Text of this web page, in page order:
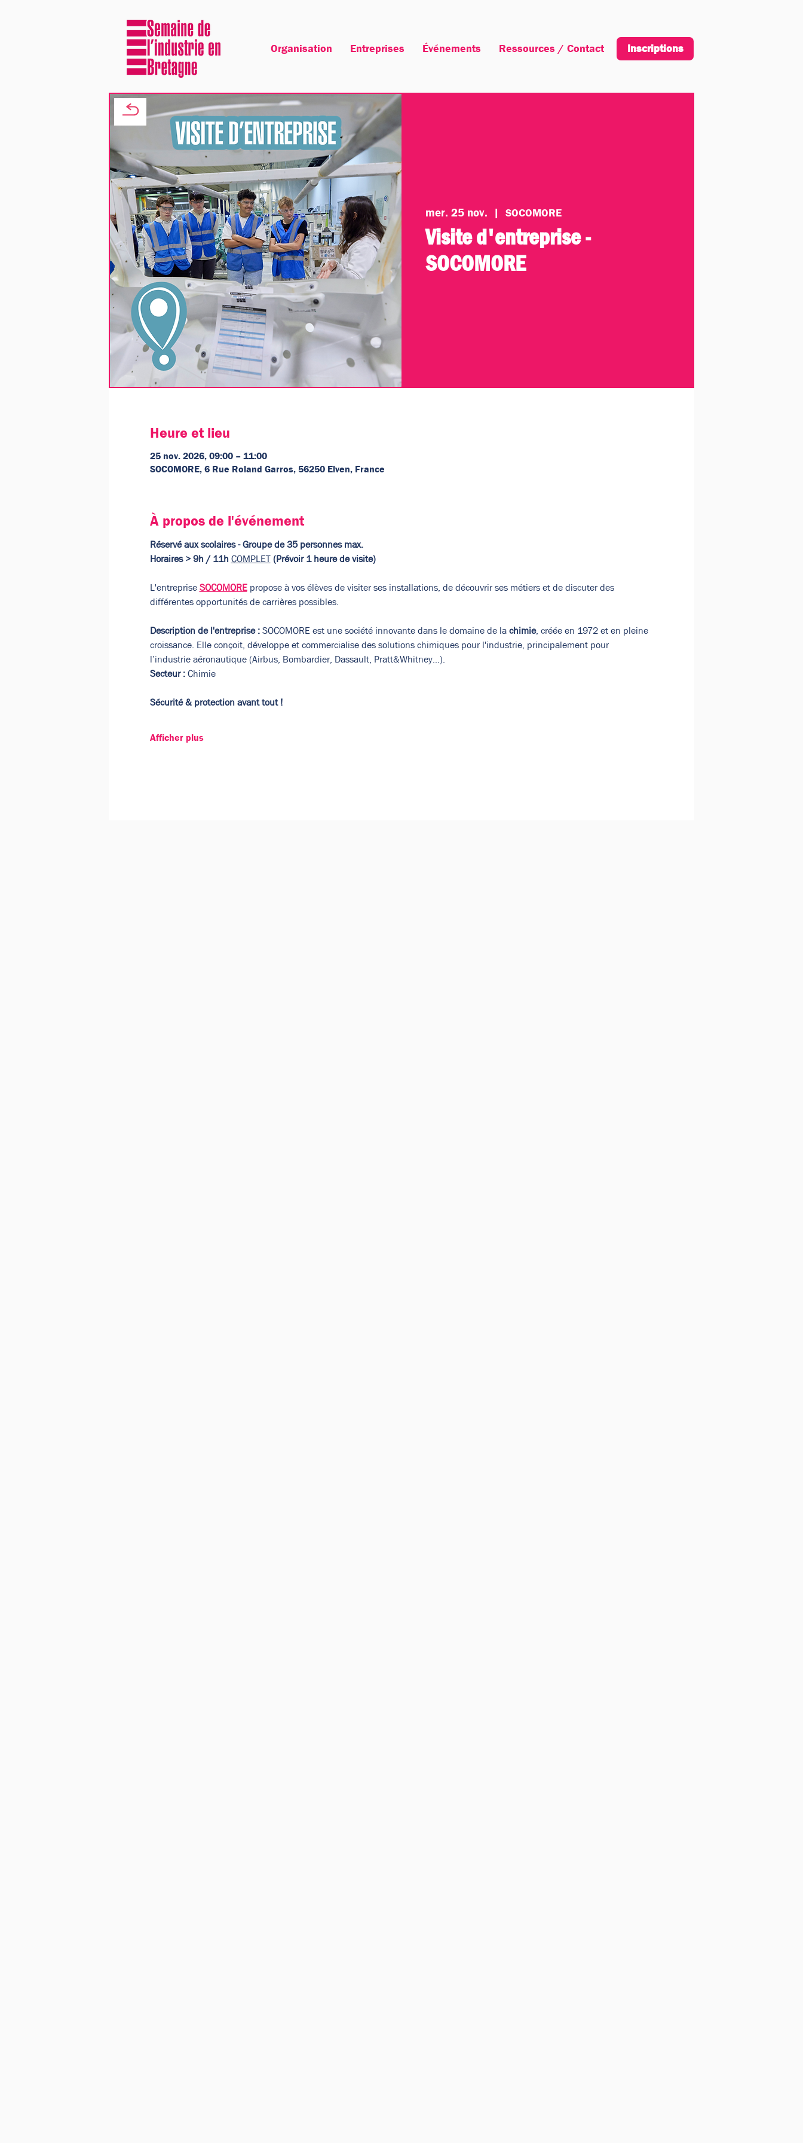
Organisation Entreprises Événements Ressources / Contact Inscription
Inscriptions
mer. 25 nov.
  |
SOCOMORE
Visite d'entreprise -
SOCOMORE
Heure et lieu
25 nov. 2026, 09:00 – 11:00
SOCOMORE, 6 Rue Roland Garros, 56250 Elven, France
À propos de l'événement
Réservé aux scolaires - Groupe de 35 personnes max.
Horaires > 9h / 11h COMPLET (Prévoir 1 heure de visite)
L'entreprise SOCOMORE propose à vos élèves de visiter ses installations, de découvrir ses métiers et de discuter des
différentes opportunités de carrières possibles.
Description de l'entreprise : SOCOMORE est une société innovante dans le domaine de la chimie, créée en 1972 et en pleine
croissance. Elle conçoit, développe et commercialise des solutions chimiques pour l'industrie, principalement pour
l’industrie aéronautique (Airbus, Bombardier, Dassault, Pratt&Whitney…).
Secteur : Chimie
Sécurité & protection avant tout !
Afficher plus